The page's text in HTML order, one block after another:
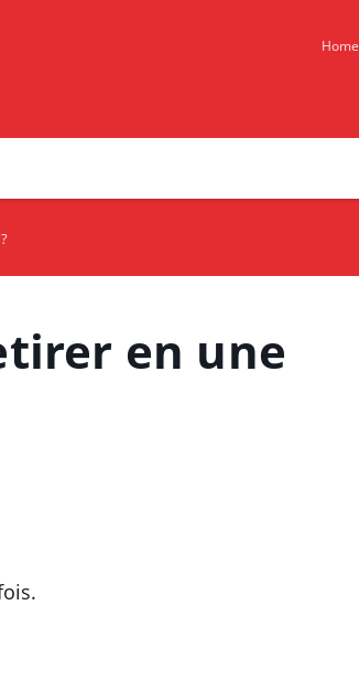
Home
en une